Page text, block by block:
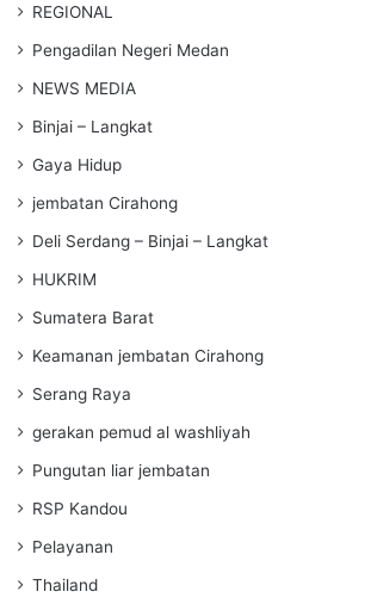
REGIONAL
Pengadilan Negeri Medan
NEWS MEDIA
Binjai – Langkat
Gaya Hidup
jembatan Cirahong
Deli Serdang – Binjai – Langkat
HUKRIM
Sumatera Barat
Keamanan jembatan Cirahong
Serang Raya
gerakan pemud al washliyah
Pungutan liar jembatan
RSP Kandou
Pelayanan
Thailand